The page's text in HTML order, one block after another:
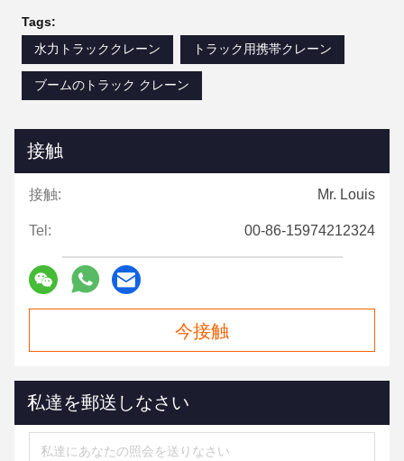
Tags:
水力トラッククレーン
トラック用携帯クレーン
ブームのトラック クレーン
接触
接触: Mr. Louis
Tel: 00-86-15974212324
今接触
私達を郵送しなさい